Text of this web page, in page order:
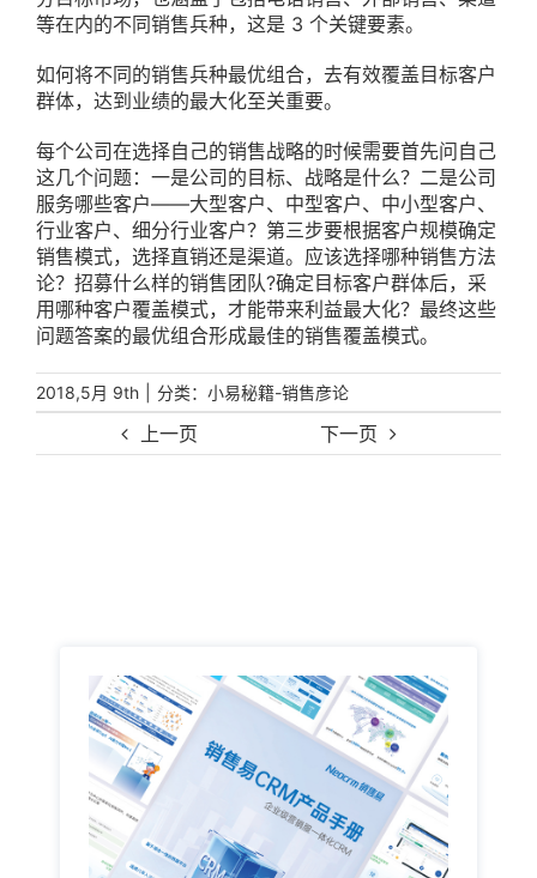
上一页 下一页
等在内的不同销售兵种，这是 3 个关键要素。
如何将不同的销售兵种最优组合，去有效覆盖目标客户
群体，达到业绩的最大化至关重要。
每个公司在选择自己的销售战略的时候需要首先问自己
这几个问题：一是公司的目标、战略是什么？二是公司
服务哪些客户——大型客户、中型客户、中小型客户、
行业客户、细分行业客户？第三步要根据客户规模确定
销售模式，选择直销还是渠道。应该选择哪种销售方法
论？招募什么样的销售团队?确定目标客户群体后，采
用哪种客户覆盖模式，才能带来利益最大化？最终这些
问题答案的最优组合形成最佳的销售覆盖模式。
2018,5月 9th | 分类： 小易秘籍-销售彦论